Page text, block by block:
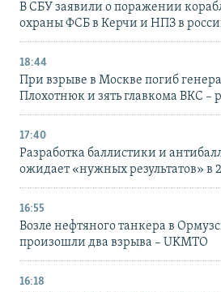
В СБУ заявили о поражении
охраны ФСБ в Керчи и НПЗ в
18:44
При взрыве в Москве погиб
Плохотнюк и зять главкома ВКС –
17:40
Разработка баллистики и
ожидает «нужных результатов» в
16:55
Возле нефтяного танкера в
произошли два взрыва – UKMTO
16:18